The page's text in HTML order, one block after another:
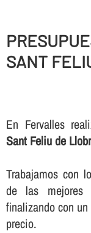
SANT
En Fervalles
Sant Feliu de
Trabajamos con
de las mejores
finalizando con
precio.